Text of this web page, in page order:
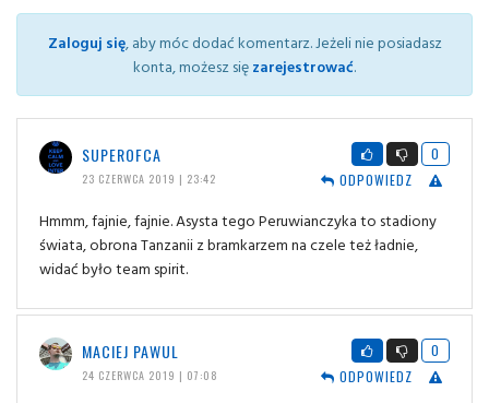
Zaloguj się, aby móc dodać komentarz. Jeżeli nie posiadasz
konta, możesz sięzarejestrować.
SUPEROFCA
23 CZERWCA 2019 | 23:42
0
ODPOWIEDZ
Hmmm, fajnie, fajnie. Asysta tego Peruwianczyka to stadiony
świata, obrona Tanzanii z bramkarzem na czele też ładnie,
widać było team spirit.
MACIEJ PAWUL
24 CZERWCA 2019 | 07:08
0
ODPOWIEDZ